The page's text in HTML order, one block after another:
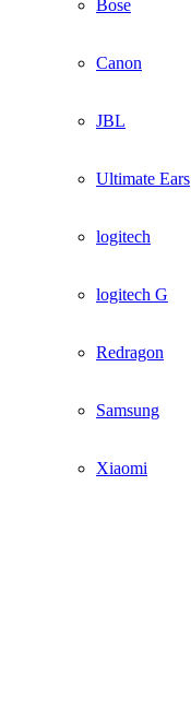
Bose
Canon
JBL
Ultimate Ears
logitech
logitech G
Redragon
Samsung
Xiaomi